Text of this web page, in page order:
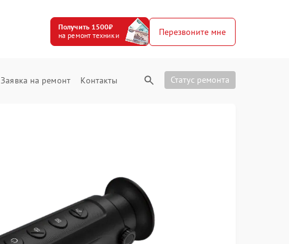
Получить 1500₽
на ремонт техники
Перезвоните мне
Заявка на ремонт Контакты Статус ремонта